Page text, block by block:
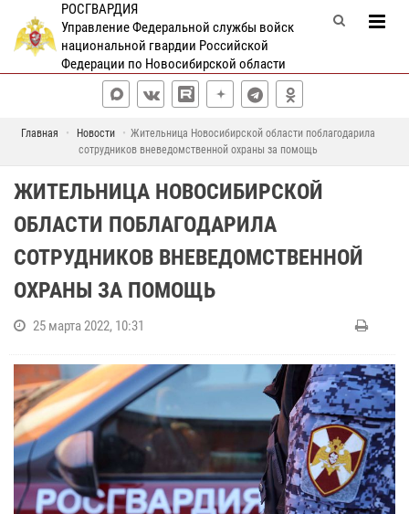
РОСГВАРДИЯ
Управление Федеральной службы войск
национальной гвардии Российской
Федерации по Новосибирской области
Главная Новости
Жительница Новосибирской области поблагодарила
сотрудников вневедомственной охраны за помощь
ЖИТЕЛЬНИЦА НОВОСИБИРСКОЙ
ОБЛАСТИ ПОБЛАГОДАРИЛА
СОТРУДНИКОВ ВНЕВЕДОМСТВЕННОЙ
ОХРАНЫ ЗА ПОМОЩЬ
25 марта 2022, 10:31